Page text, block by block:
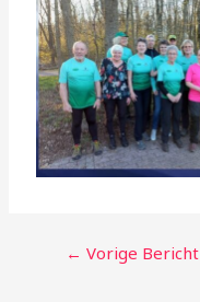
← Vorige Bericht